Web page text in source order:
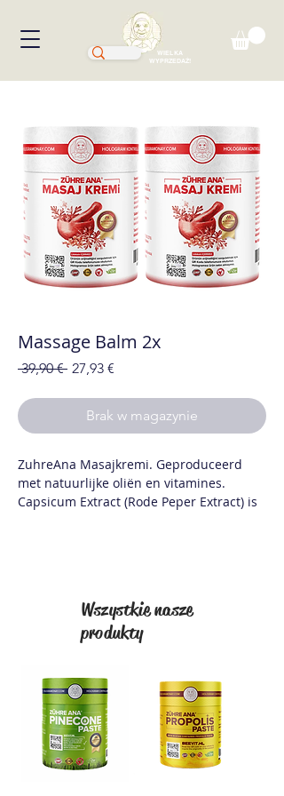
WIELKA
WYPRZEDAŻ!
Massage Balm 2x
39,90 € Regularna
27,93 €
Brak w magazynie
ZuhreAna Masajkremi. Geproduceerd
met natuurlijke oliën en vitamines.
Capsicum Extract (Rode Peper Extract) is
Verlicht spierpijn
creme op de gewenste gebieden. Na het
aanbrengen moeten de handen met veel
water worden gewassen en uit de buurt
van de ogen worden gehouden.
Wszystkie nasze
produkty